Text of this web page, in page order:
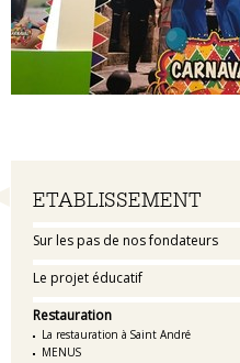
Navigation
ETABLISSEMENT
Sur les pas de nos fondateurs
Le projet éducatif
Restauration
La restauration à Saint André
MENUS